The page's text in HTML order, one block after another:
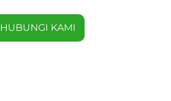
HUBUNGI KAMI